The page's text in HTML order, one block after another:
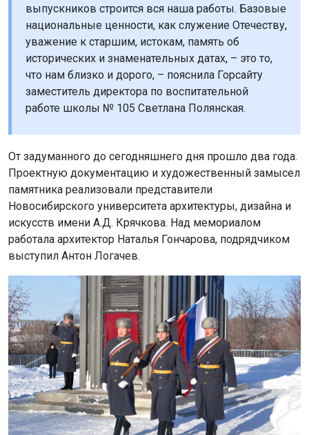
выпускников строится вся наша работы. Базовые
национальные ценности, как служение Отечеству,
уважение к старшим, истокам, память об
исторических и знаменательных датах, – это то,
что нам близко и дорого, – пояснила Горсайту
заместитель директора по воспитательной
работе школы № 105 Светлана Полянская.
От задуманного до сегодняшнего дня прошло два года.
Проектную документацию и художественный замысел
памятника реализовали представители
Новосибирского университета архитектуры, дизайна и
искусств имени А.Д. Крячкова. Над мемориалом
работала архитектор Наталья Гончарова, подрядчиком
выступил Антон Логачев.